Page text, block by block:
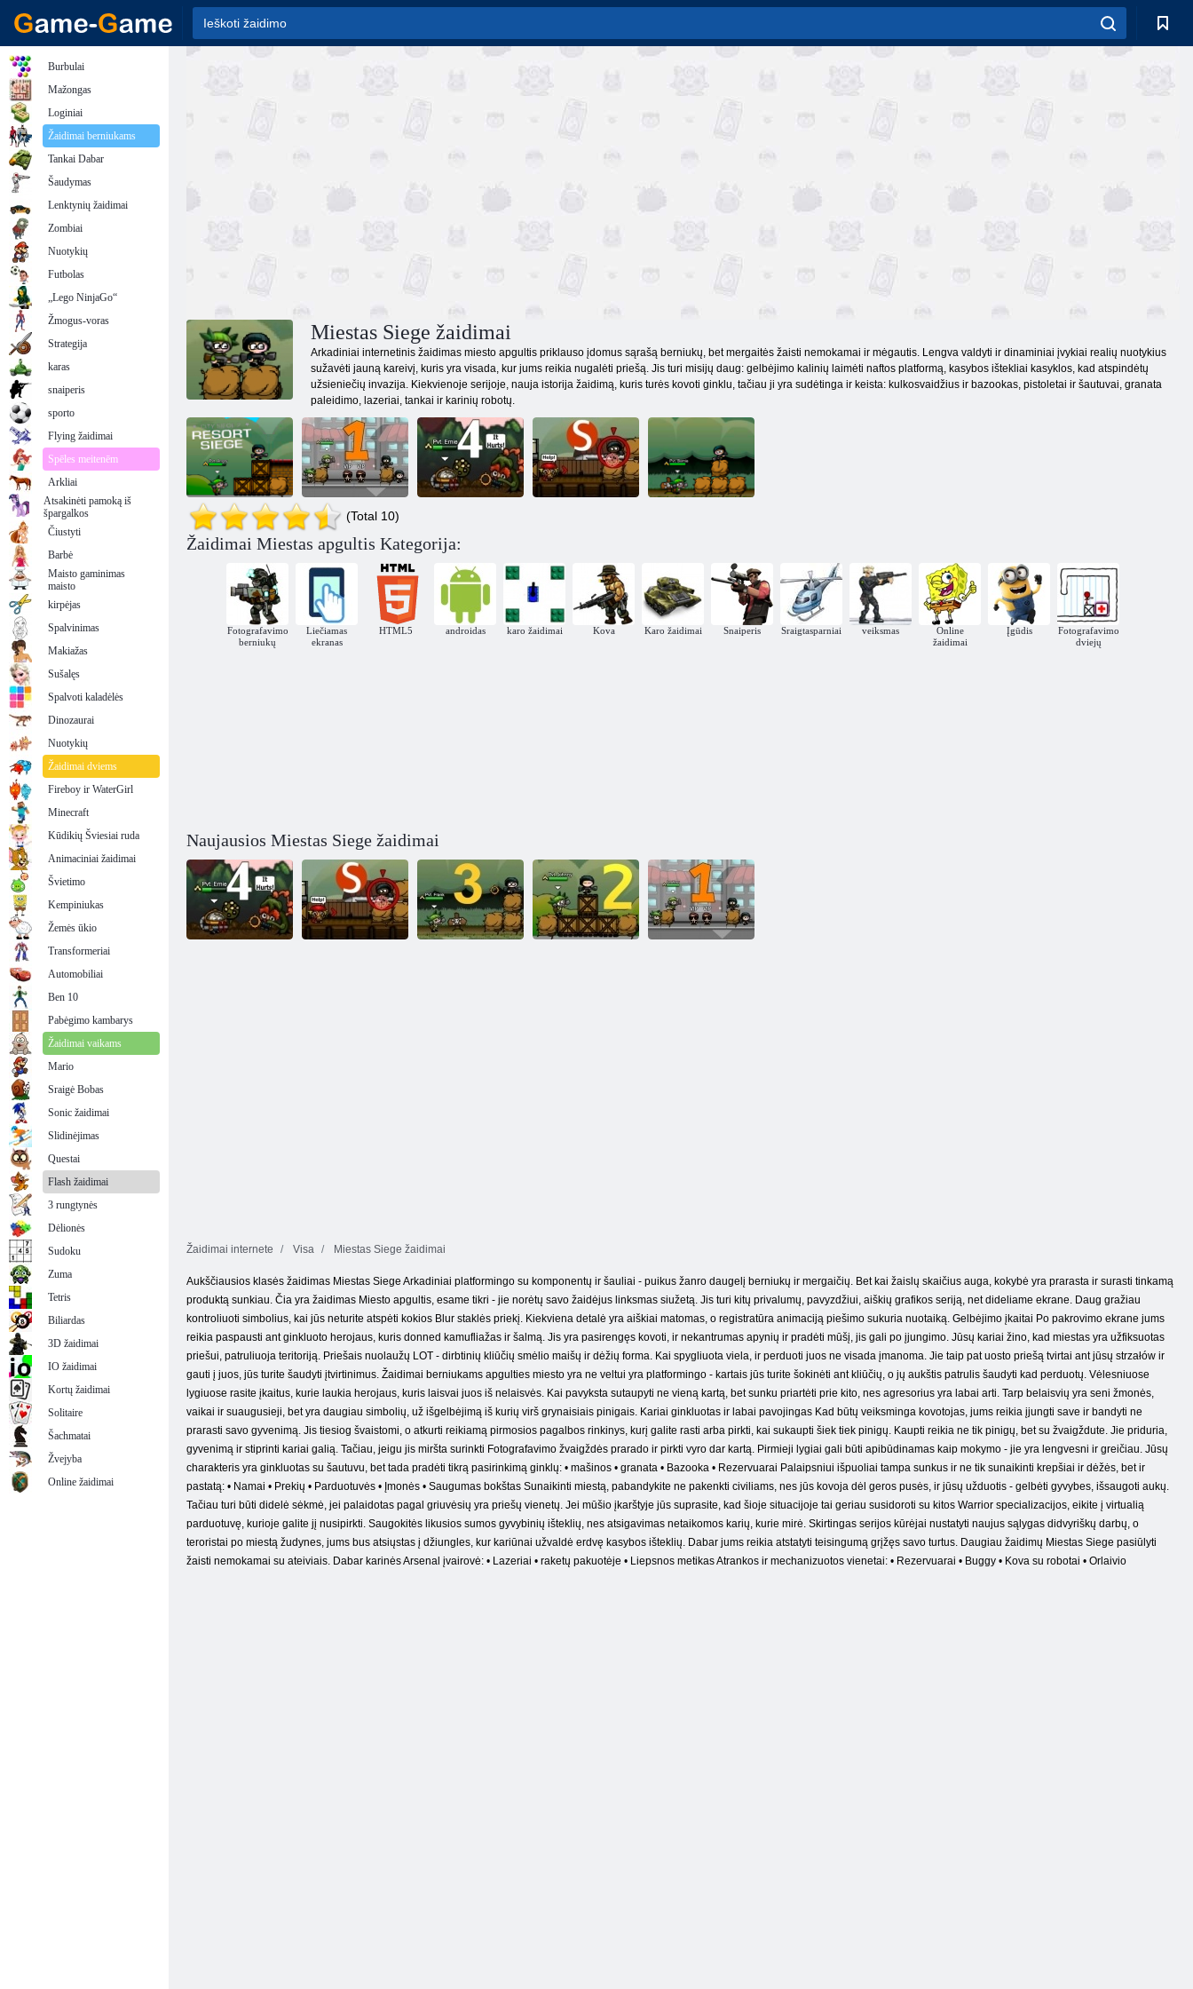
Miestas Siege žaidimai
Arkadiniai internetinis žaidimas miesto apgultis priklauso įdomus sąrašą berniukų, bet mergaitės žaisti nemokamai ir mėgautis. Lengva valdyti ir dinaminiai įvykiai realių nuotykius
sužavėti jauną kareivį, kuris yra visada, kur jums reikia nugalėti priešą. Jis turi misijų daug: gelbėjimo kalinių laimėti naftos platformą, kasybos ištekliai kasyklos, kad atspindėtų
užsieniečių invazija. Kiekvienoje serijoje, nauja istorija žaidimą, kuris turės kovoti ginklu, tačiau ji yra sudėtinga ir keista: kulkosvaidžius ir bazookas, pistoletai ir šautuvai, granata
paleidimo, lazeriai, tankai ir karinių robotų.
„City Siege 2“ -
kurorto apgultis
Miesto apgultis:
Snaiperis
(Total 10)
Žaidimai Miestas apgultis Kategorija:
Fotografavimo
berniukų
Liečiamas
ekranas
HTML5 androidas karo žaidimai Kova Karo žaidimai Snaiperis Sraigtasparniai veiksmas
Online
žaidimai
Įgūdis
Fotografavimo
dviejų
Naujausios Miestas Siege žaidimai
Žaidimai internete Visa Miestas Siege žaidimai
Aukščiausios klasės žaidimas Miestas Siege Arkadiniai platformingo su komponentų ir šauliai - puikus žanro daugelį berniukų ir mergaičių. Bet kai žaislų skaičius auga, kokybė yra prarasta ir surasti tinkamą
produktą sunkiau. Čia yra žaidimas Miesto apgultis, esame tikri - jie norėtų savo žaidėjus linksmas siužetą. Jis turi kitų privalumų, pavyzdžiui, aiškių grafikos seriją, net dideliame ekrane. Daug gražiau
kontroliuoti simbolius, kai jūs neturite atspėti kokios Blur staklės priekį. Kiekviena detalė yra aiškiai matomas, o registratūra animaciją piešimo sukuria nuotaiką. Gelbėjimo įkaitai Po pakrovimo ekrane jums
reikia paspausti ant ginkluoto herojaus, kuris donned kamufliažas ir šalmą. Jis yra pasirengęs kovoti, ir nekantrumas apynių ir pradėti mūšį, jis gali po įjungimo. Jūsų kariai žino, kad miestas yra užfiksuotas
priešui, patruliuoja teritoriją. Priešais nuolaužų LOT - dirbtinių kliūčių smėlio maišų ir dėžių forma. Kai spygliuota viela, ir perduoti juos ne visada įmanoma. Jie taip pat uosto priešą tvirtai ant jūsų strzałów ir
gauti į juos, jūs turite šaudyti įtvirtinimus. Žaidimai berniukams apgulties miesto yra ne veltui yra platformingo - kartais jūs turite šokinėti ant kliūčių, o jų aukštis patrulis šaudyti kad perduotų. Vėlesniuose
lygiuose rasite įkaitus, kurie laukia herojaus, kuris laisvai juos iš nelaisvės. Kai pavyksta sutaupyti ne vieną kartą, bet sunku priartėti prie kito, nes agresorius yra labai arti. Tarp belaisvių yra seni žmonės,
vaikai ir suaugusieji, bet yra daugiau simbolių, už išgelbėjimą iš kurių virš grynaisiais pinigais. Kariai ginkluotas ir labai pavojingas Kad būtų veiksminga kovotojas, jums reikia įjungti save ir bandyti ne
prarasti savo gyvenimą. Jis tiesiog švaistomi, o atkurti reikiamą pirmosios pagalbos rinkinys, kurį galite rasti arba pirkti, kai sukaupti šiek tiek pinigų. Kaupti reikia ne tik pinigų, bet su žvaigždute. Jie priduria,
gyvenimą ir stiprinti kariai galią. Tačiau, jeigu jis miršta surinkti Fotografavimo žvaigždės prarado ir pirkti vyro dar kartą. Pirmieji lygiai gali būti apibūdinamas kaip mokymo - jie yra lengvesni ir greičiau. Jūsų
charakteris yra ginkluotas su šautuvu, bet tada pradėti tikrą pasirinkimą ginklų: • mašinos • granata • Bazooka • Rezervuarai Palaipsniui išpuoliai tampa sunkus ir ne tik sunaikinti krepšiai ir dėžės, bet ir
pastatą: • Namai • Prekių • Parduotuvės • Įmonės • Saugumas bokštas Sunaikinti miestą, pabandykite ne pakenkti civiliams, nes jūs kovoja dėl geros pusės, ir jūsų užduotis - gelbėti gyvybes, išsaugoti aukų.
Tačiau turi būti didelė sėkmė, jei palaidotas pagal griuvėsių yra priešų vienetų. Jei mūšio įkarštyje jūs suprasite, kad šioje situacijoje tai geriau susidoroti su kitos Warrior specializacijos, eikite į virtualią
parduotuvę, kurioje galite jį nusipirkti. Saugokitės likusios sumos gyvybinių išteklių, nes atsigavimas netaikomos karių, kurie mirė. Skirtingas serijos kūrėjai nustatyti naujus sąlygas didvyriškų darbų, o
teroristai po miestą žudynes, jums bus atsiųstas į džiungles, kur kariūnai užvaldė erdvę kasybos išteklių. Dabar jums reikia atstatyti teisingumą grįžęs savo turtus. Daugiau žaidimų Miestas Siege pasiūlyti
žaisti nemokamai su ateiviais. Dabar karinės Arsenal įvairovė: • Lazeriai • raketų pakuotėje • Liepsnos metikas Atrankos ir mechanizuotos vienetai: • Rezervuarai • Buggy • Kova su robotai • Orlaivio
Burbulai
Mažongas
Loginiai
Žaidimai berniukams
Tankai Dabar
Šaudymas
Lenktynių žaidimai
Zombiai
Nuotykių
Futbolas
„Lego NinjaGo“
Žmogus-voras
Strategija
karas
snaiperis
sporto
Flying žaidimai
Spēles meitenēm
Arkliai
Atsakinėti pamoką iš
špargalkos
Čiustyti
Barbė
Maisto gaminimas
maisto
kirpėjas
Spalvinimas
Makiažas
Sušalęs
Spalvoti kaladėlės
Dinozaurai
Nuotykių
Žaidimai dviems
Fireboy ir WaterGirl
Minecraft
Kūdikių Šviesiai ruda
Animaciniai žaidimai
Švietimo
Kempiniukas
Žemės ūkio
Transformeriai
Automobiliai
Ben 10
Pabėgimo kambarys
Žaidimai vaikams
Mario
Sraigė Bobas
Sonic žaidimai
Slidinėjimas
Questai
Flash žaidimai
3 rungtynės
Dėlionės
Sudoku
Zuma
Tetris
Biliardas
3D žaidimai
IO žaidimai
Kortų žaidimai
Solitaire
Šachmatai
Žvejyba
Online žaidimai